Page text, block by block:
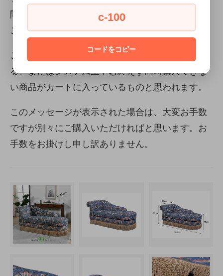
問い合わせください。」と言うメッセージが出る
ことがあります。
この場合は、同梱できない商品を同時購入してい
る、またはシステム上やむ終えず同時購入できな
い商品がカートに入っているものと思われます。
このメッセージが表示された場合は、大変お手数
ですが別々にご購入いただければと思います。お
手数をお掛けし申し訳ありません。
c-100
コードをコピー